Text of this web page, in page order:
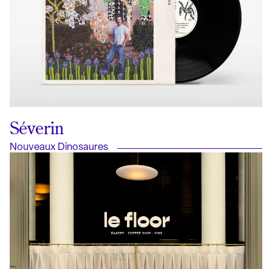
Séverin
Nouveaux Dinosaures